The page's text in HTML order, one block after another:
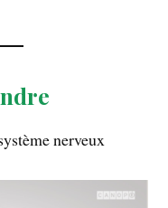
nerveux